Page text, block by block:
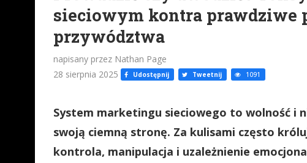
sieciowym kontra prawdziwe
przywództwa
napisany przez Nathan Page
28 sierpnia 2025
Udostępnij Tweetnij 1091
System marketingu sieciowego to wolność i
swoją ciemną stronę. Za kulisami często
kontrola, manipulacja i uzależnienie